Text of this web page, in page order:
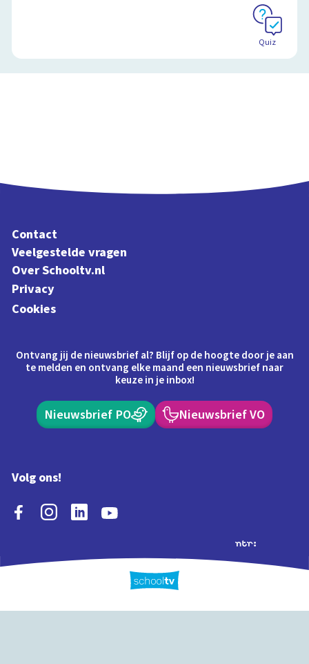
Quiz
Contact
Veelgestelde vragen
Over Schooltv.nl
Privacy
Cookies
Ontvang jij de nieuwsbrief al? Blijf op de hoogte door je aan
te melden en ontvang elke maand een nieuwsbrief naar
keuze in je inbox!
Nieuwsbrief PO Nieuwsbrief VO
Volg ons!